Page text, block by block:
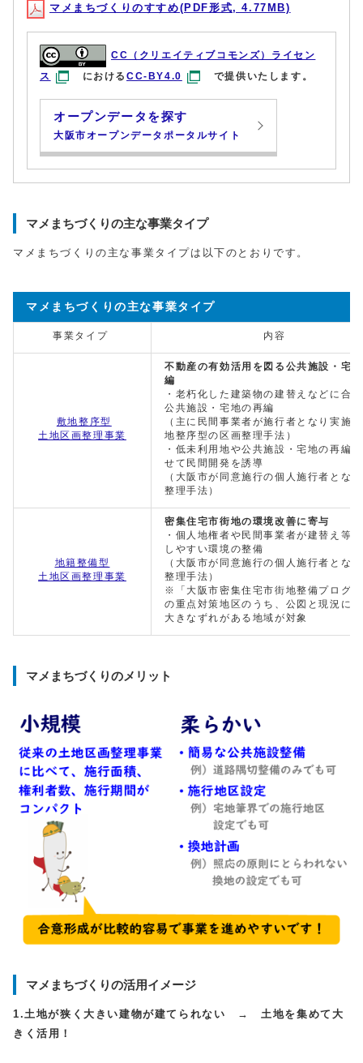
マメまちづくりのすすめ(PDF形式, 4.77MB)
CC（クリエイティブコモンズ）ライセン
ス
におけるCC-BY4.0 で提供いたします。
オープンデータを探す
大阪市オープンデータポータルサイト
マメまちづくりの主な事業タイプ
マメまちづくりの主な事業タイプは以下のとおりです。
マメまちづくりの主な事業タイプ
事業タイプ 内容
敷地整序型
土地区画整理事業
不動産の有効活用を図る公共施設・宅
編
・老朽化した建築物の建替えなどに合
公共施設・宅地の再編
（主に民間事業者が施行者となり実施
地整序型の区画整理手法）
・低未利用地や公共施設・宅地の再編
せて民間開発を誘導
（大阪市が同意施行の個人施行者とな
整理手法）
地籍整備型
土地区画整理事業
密集住宅市街地の環境改善に寄与
・個人地権者や民間事業者が建替え等
しやすい環境の整備
（大阪市が同意施行の個人施行者とな
整理手法）
※「大阪市密集住宅市街地整備プログ
の重点対策地区のうち、公図と現況に
大きなずれがある地域が対象
マメまちづくりのメリット
マメまちづくりの活用イメージ
1.土地が狭く大きい建物が建てられない → 土地を集めて大
きく活用！